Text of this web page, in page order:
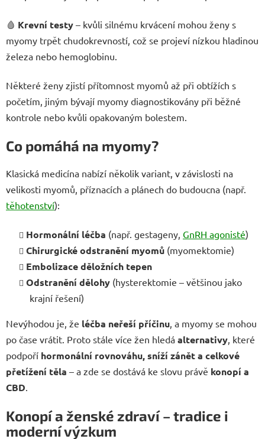
🩸 Krevní testy – kvůli silnému krvácení mohou ženy s
myomy trpět chudokrevností, což se projeví nízkou hladinou
železa nebo hemoglobinu.
Některé ženy zjistí přítomnost myomů až při obtížích s
početím, jiným bývají myomy diagnostikovány při běžné
kontrole nebo kvůli opakovaným bolestem.
Co pomáhá na myomy?
Klasická medicína nabízí několik variant, v závislosti na
velikosti myomů, příznacích a plánech do budoucna (např.
těhotenství):
Hormonální léčba (např. gestageny, GnRH agonisté)
Chirurgické odstranění myomů (myomektomie)
Embolizace děložních tepen
Odstranění dělohy (hysterektomie – většinou jako
krajní řešení)
Nevýhodou je, že léčba neřeší příčinu, a myomy se mohou
po čase vrátit. Proto stále více žen hledá alternativy, které
podpoří hormonální rovnováhu, sníží zánět a celkové
přetížení těla – a zde se dostává ke slovu právě konopí a
CBD.
Konopí a ženské zdraví – tradice i
moderní výzkum